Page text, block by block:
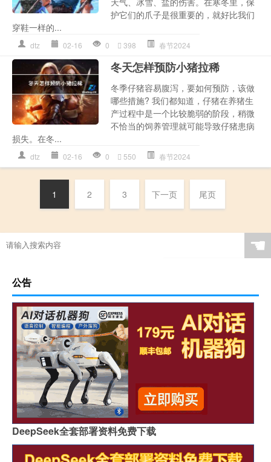
护它们的爪子是很重要的，就好比我们
穿鞋一样的...
dtz 02-16 0 398 春节2024
冬天怎样预防小猪拉稀
冬季仔猪容易腹泻，要如何预防，该做
哪些措施? 我们都知道，仔猪在养猪生
产过程中是一个比较脆弱的阶段，稍微
不恰当的饲养管理就可能导致仔猪患病
损失。在冬...
dtz 02-16 0 550 春节2024
1 2 3 下一页 尾页
☚
公告
DeepSeek全套部署资料免费下载